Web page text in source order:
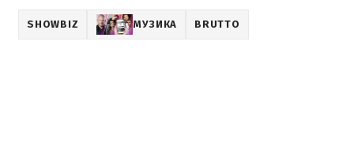
SHOWBIZ МУЗИКА BRUTTO